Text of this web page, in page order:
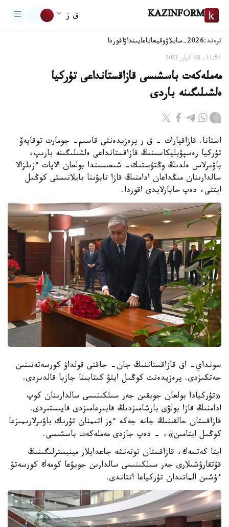
KAZINFORM ق ز
ترەند:2026-سايلاۋ وقيعاتاعايىنداۋاقوردا
11:54, 08 اقپان 2023
مەملەكەت باسشىسى قازاقستانداعى تۇركيا
ەلشىلىگىنە باردى
استانا. قازاقپارات – ق ر پرەزيدەنتى قاسىم- جومارت توقايەۆ
تۇركيا رەسپۋبليكاسىنىڭ قازاقستانداعى ەلشىلىگىنە بارىپ،
باۋىرلاس ەلدىڭ وڭتۇستىك- شىعىسىندا بولعان الاپات ءزىلزالا
سالدارىنان مىڭداعان ادامنىڭ قازا تابۋىنا بايلانىستى كوڭىل
ايتتى، دەپ حابارلايدى اقوردا.
سونداي- اق قازاقستاننىڭ جان- جاقتى قولداۋ كورسەتەتىنىن
جەتكىزدى. پرەزيدەنت كوڭىل ايتۋ كىتابىنا جازبا قالدىردى.
«تۇركيادا بولعان جويقىن جەر سىلكىنىسى سالدارىنان كوپ
ادامنىڭ قازا بولۋى بارشامىزدىڭ قابىرعامىزدى قايىستىردى.
قازاقستان حالقىنىڭ جانە جەكە ءوز اتىمنان تۇرىك باۋىرلارىمىزعا
كوڭىل ايتامىن»، - دەپ جازدى مەملەكەت باسشىسى.
ايتا كەتسەك، قازاقستان توتەنشە جاعدايلار مينيسترلىگىنىڭ
قۇتقارۋشىلارى جەر سىلكىنىسى سالدارىن جويۋعا كومەك كورسەتۋ
ءۇشىن الماتىدان تۇركياعا اتتاندى.